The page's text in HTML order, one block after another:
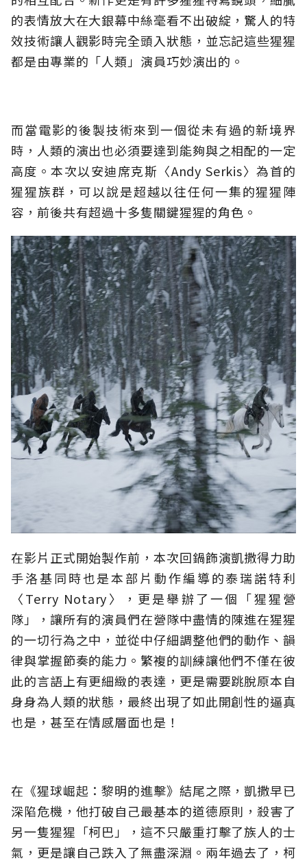
的表情放大在大銀幕中絲毫看不出破綻，驚人的特
效技術讓人觀影時完全頭入狀態，並忘記這些猩猩
都是由專業的「人類」演員巧妙演出的。
而當電影的後製技術來到一個從未有過的新境界
時，人類的演出也必須要達到能夠與之相配的一定
高度。本次以安迪席克斯〈Andy Serkis〉為首的
猩猩族群，可以說是超越以往任何一集的猩猩陣
容，前後共有超過十多隻關鍵猩猩的角色。
在影片正式開始製作前，本次回鍋飾演凱撒得力助
手洛基同時也是本部片動作編導的泰瑞諾特利
〈Terry Notary〉，更是舉辦了一個「猩猩營
隊」，讓所有的演員們在營隊中盡情的陳進在猩猩
的一切行為之中，並從中仔細調整他們的動作、韻
律與掌握節奏的能力。繁複的訓練讓他們不僅在彼
此的言語上有更細緻的表達，更是需要跳脫原本自
身身為人類的狀態，最終出現了如此開創性的逼真
也是，甚至在情感層面也是！
在《猩球崛起：黎明的進擊》結尾之際，凱撒早已
深陷危機，他打破自己最基本的道德原則，殺害了
另一隻猩猩「柯巴」，這不只嚴重打擊了族人的士
氣，更是讓自己跌入了無盡深淵。兩年過去了，柯